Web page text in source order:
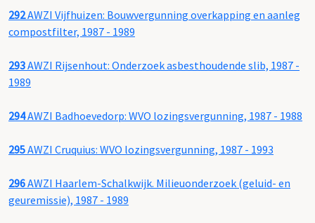
292AWZI Vijfhuizen: Bouwvergunning overkapping en aanleg
compostfilter, 1987 - 1989
293AWZI Rijsenhout: Onderzoek asbesthoudende slib, 1987 -
1989
294AWZI Badhoevedorp: WVO lozingsvergunning, 1987 - 1988
295AWZI Cruquius: WVO lozingsvergunning, 1987 - 1993
296AWZI Haarlem-Schalkwijk. Milieuonderzoek (geluid- en
geuremissie), 1987 - 1989